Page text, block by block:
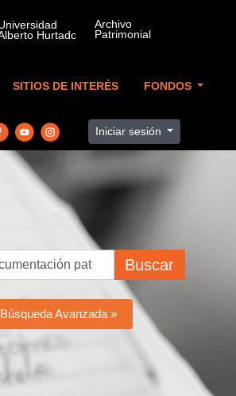
SITIOS DE INTERÉS FONDOS
Iniciar sesión
Buscar
Búsqueda Avanzada »